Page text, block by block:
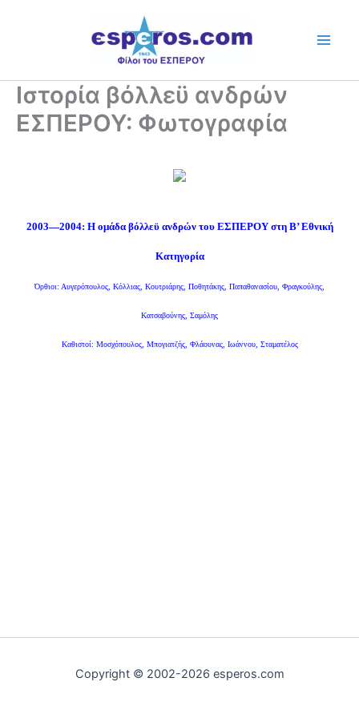
Ιστορία βόλλεϋ ανδρών
ΕΣΠΕΡΟΥ: Φωτογραφία
2003—2004: Η ομάδα βόλλεϋ ανδρών του ΕΣΠΕΡΟΥ στη Β’ Εθνική
Κατηγορία
Όρθιοι: Αυγερόπουλος, Κόλλιας, Κουτριάρης, Ποθητάκης, Παπαθανασίου, Φραγκούλης,
Κατσαβούνης, Σαμόλης
Καθιστοί: Μοσχόπουλος, Μπογιατζής, Φλάουνας, Ιωάννου, Σταματέλος
Copyright © 2002-2026 esperos.com